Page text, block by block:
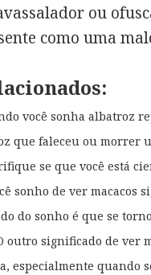
ou
como uma
você sonha albatroz
que faleceu ou morrer
se que você está
sonho de ver macacos
do sonho é que se
outro significado de ver
especialmente quando